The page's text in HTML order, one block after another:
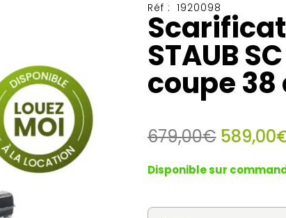
Réf : 1920098
STAUB
coupe 38
679,00€ Le
initial
589,00
Disponible sur